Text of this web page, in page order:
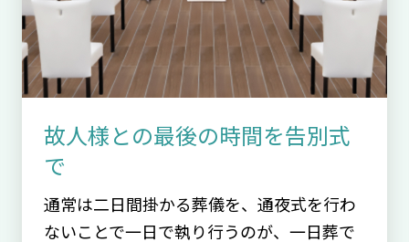
故人様との最後の時間を告別式
で
通常は二日間掛かる葬儀を、通夜式を行わ
ないことで一日で執り行うのが、一日葬で